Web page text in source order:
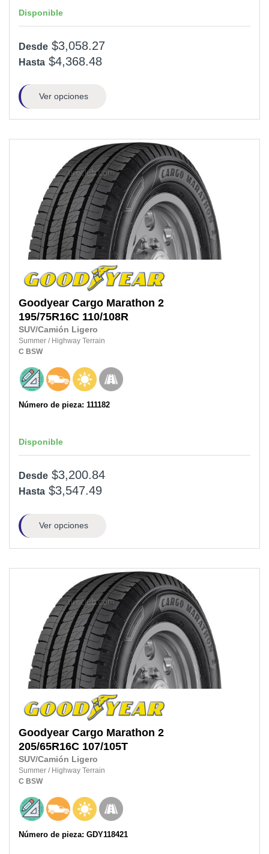
Disponible
Desde $3,058.27
Hasta $4,368.48
Ver opciones
Goodyear Cargo Marathon 2
195/75R16C 110/108R
SUV/Camión Ligero
Summer / Highway Terrain
C BSW
Número de pieza: 111182
Disponible
Desde $3,200.84
Hasta $3,547.49
Ver opciones
Goodyear Cargo Marathon 2
205/65R16C 107/105T
SUV/Camión Ligero
Summer / Highway Terrain
C BSW
Número de pieza: GDY118421